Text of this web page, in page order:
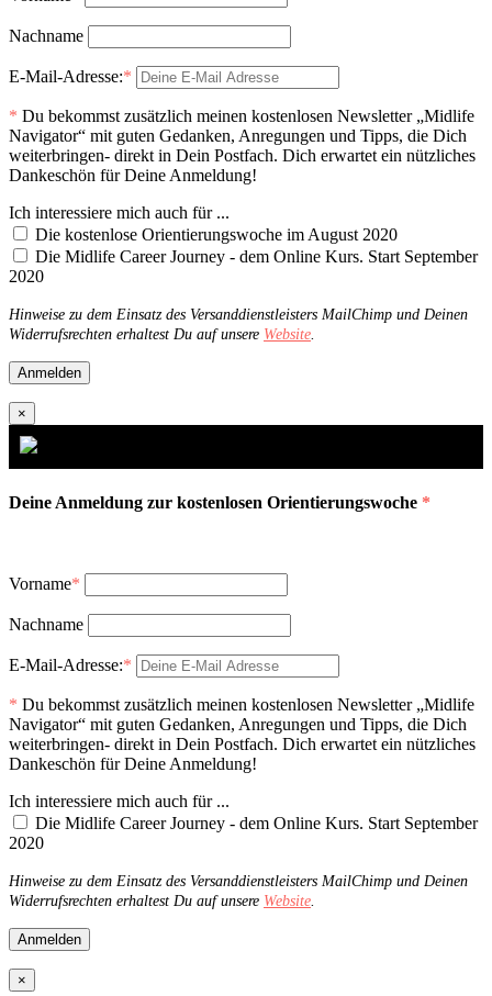
Nachname
E-Mail-Adresse:*
* Du bekommst zusätzlich meinen kostenlosen Newsletter „Midlife
Navigator“ mit guten Gedanken, Anregungen und Tipps, die Dich
weiterbringen- direkt in Dein Postfach. Dich erwartet ein nützliches
Dankeschön für Deine Anmeldung!
Ich interessiere mich auch für ...
Die kostenlose Orientierungswoche im August 2020
Die Midlife Career Journey - dem Online Kurs. Start September
2020
Hinweise zu dem Einsatz des Versanddienstleisters MailChimp und Deinen
Widerrufsrechten erhaltest Du auf unsere Website.
×
Deine Anmeldung zur kostenlosen Orientierungswoche *
Vorname*
Nachname
E-Mail-Adresse:*
* Du bekommst zusätzlich meinen kostenlosen Newsletter „Midlife
Navigator“ mit guten Gedanken, Anregungen und Tipps, die Dich
weiterbringen- direkt in Dein Postfach. Dich erwartet ein nützliches
Dankeschön für Deine Anmeldung!
Ich interessiere mich auch für ...
Die Midlife Career Journey - dem Online Kurs. Start September
2020
Hinweise zu dem Einsatz des Versanddienstleisters MailChimp und Deinen
Widerrufsrechten erhaltest Du auf unsere Website
×